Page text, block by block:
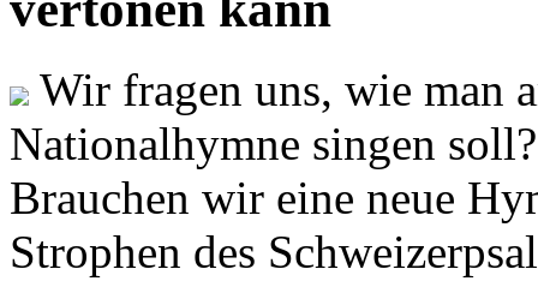
Wir fragen uns, wie man
Nationalhymne singen
Brauchen wir eine neue
Strophen des